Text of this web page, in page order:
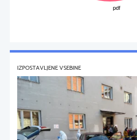
IZPOSTAVLJENE VSEBINE